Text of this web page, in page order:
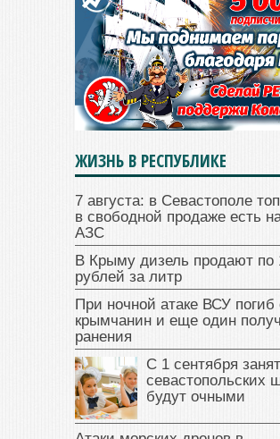
ЖИЗНЬ В РЕСПУБЛИКЕ
7 августа: в Севастополе
в свободной продаже есть
АЗС
В Крыму дизель продают по
рублей за литр
При ночной атаке ВСУ погиб
крымчанин и еще один
ранения
С 1 сентября
севастопольских
будут очными